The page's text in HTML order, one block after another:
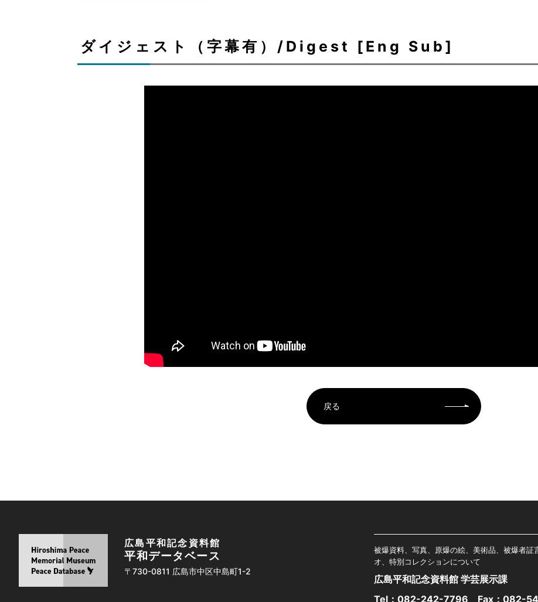
ダイジェスト（字幕有）/Digest [Eng Sub]
戻る
広島平和記念資料館
平和データベース
〒730-0811 広島市中区中島町1-2
被爆資料、写真、原爆の絵、美術品、被爆者証
オ、特別コレクションについて
広島平和記念資料館 学芸展示課
Tel： 082-242-7796 Fax：082-